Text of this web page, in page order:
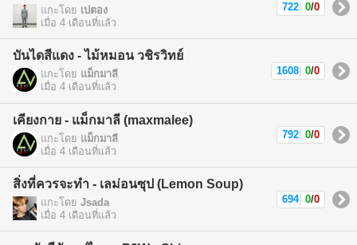
แกะโดย เปตอง
เมื่อ 4 เดือนที่แล้ว
722 0/0
บันไดสีแดง - ไม้หมอน วชิรวิทย์
แกะโดย แม็กมาลี
เมื่อ 4 เดือนที่แล้ว
1608 0/0
เคียงกาย - แม็กมาลี (maxmalee)
แกะโดย แม็กมาลี
เมื่อ 4 เดือนที่แล้ว
792 0/0
สิ่งที่ควรจะทำ - เลม่อนซุป (Lemon Soup)
แกะโดย Jsada
เมื่อ 4 เดือนที่แล้ว
694| 0/0